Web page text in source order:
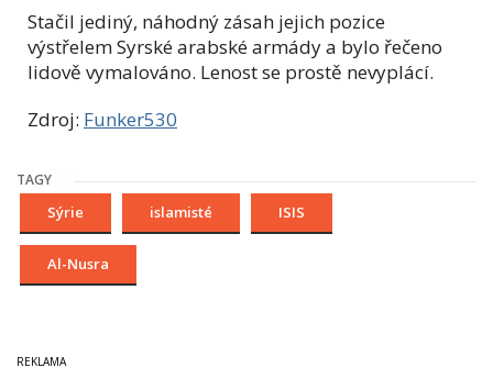
Stačil jediný, náhodný zásah jejich pozice
výstřelem Syrské arabské armády a bylo řečeno
lidově vymalováno. Lenost se prostě nevyplácí.
Zdroj: Funker530
TAGY
Sýrie islamisté ISIS
Al-Nusra